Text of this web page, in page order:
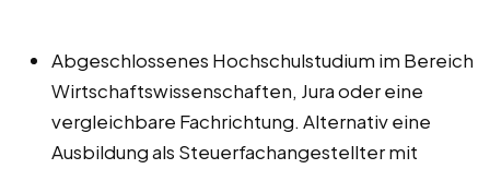
Abgeschlossenes Hochschulstudium im Bereich
Wirtschaftswissenschaften, Jura oder eine
vergleichbare Fachrichtung. Alternativ eine
Ausbildung als Steuerfachangestellter mit